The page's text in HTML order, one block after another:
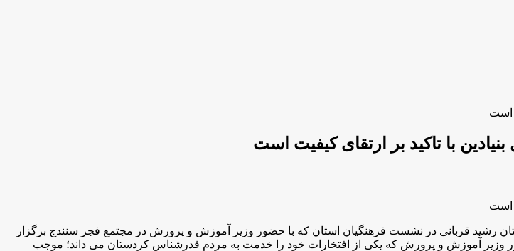
است
با تاکید بر ارتقای كيفيت است
است
قربانی در نشست فرهنگیان استان که با حضور وزیر آموزش و پرورش در مجتمع فجر سنندج برگزار
آموزش و پرورش که یکی از افتخارات خود را خدمت به مردم قدرشناس کردستان می داند؛ موجب